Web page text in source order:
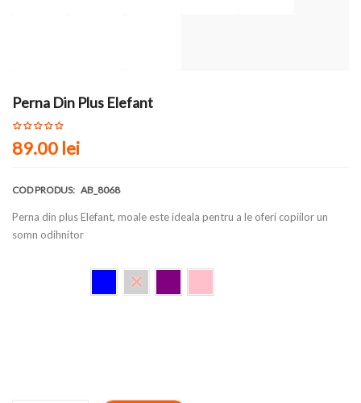
Perna Din Plus Elefant
89.00 lei
COD PRODUS: AB_8068
Perna din plus Elefant, moale este ideala pentru a le oferi copiilor un
somn odihnitor